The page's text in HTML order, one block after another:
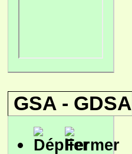
GSA - GDSA